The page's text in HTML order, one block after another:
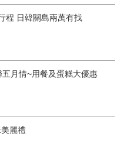
程 日韓關島兩萬有找
月情~用餐及蛋糕大優惠
麗禮